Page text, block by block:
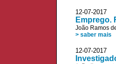
12-07-
Emprego.
João Ramos
> saber mais
12-07-